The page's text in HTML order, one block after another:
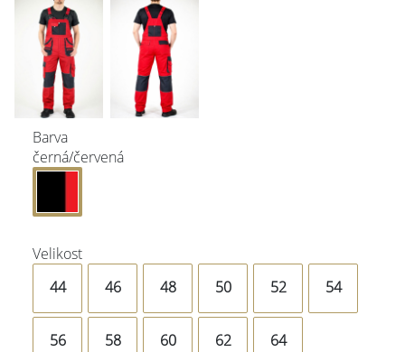
Barva
černá/červená
Velikost
44
46 48 50 52 54
56 58 60 62 64